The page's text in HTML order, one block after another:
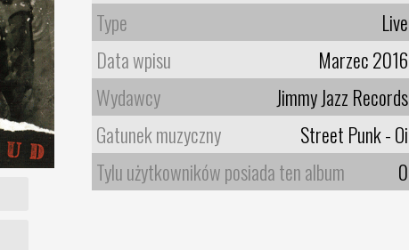
Type
Live
Data wpisu
Marzec 2016
Wydawcy
Jimmy Jazz Records
Gatunek muzyczny
Street Punk - Oi
Tylu użytkowników posiada ten album
0